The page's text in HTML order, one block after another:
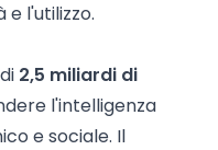
l'utilizzo.
2,5 miliardi di
l'intelligenza
e sociale. Il